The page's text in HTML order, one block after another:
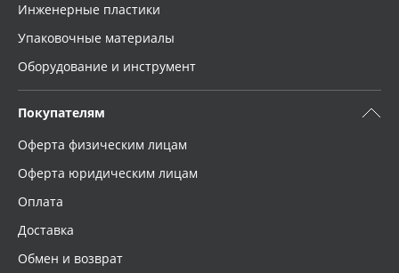
Инженерные пластики
Упаковочные материалы
Оборудование и инструмент
Покупателям
Оферта физическим лицам
Оферта юридическим лицам
Оплата
Доставка
Обмен и возврат